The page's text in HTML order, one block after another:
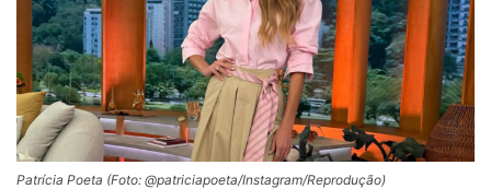
Patrícia Poeta (Foto: @patriciapoeta/Instagram/Reprodução)